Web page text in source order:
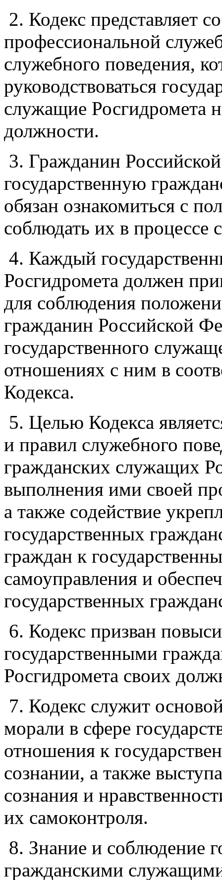
2. Кодекс представляет
профессиональной
служебного поведения,
руководствоваться
служащие Росгидромета
должности.
3. Гражданин
государственную
обязан ознакомиться с
соблюдать их в процессе
4. Каждый
Росгидромета должен
для соблюдения
гражданин Российской
государственного
отношениях с ним в
Кодекса.
5. Целью Кодекса
и правил служебного
гражданских служащих
выполнения ими своей
а также содействие
государственных
граждан к
самоуправления и
государственных
6. Кодекс призван
государственными
Росгидромета своих
7. Кодекс служит
морали в сфере
отношения к
сознании, а также
сознания и
их самоконтроля.
8. Знание и соблюдение
гражданскими